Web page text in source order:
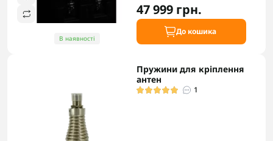
В наявності
47 999 грн.
До кошика
Пружини для кріплення
антен
1